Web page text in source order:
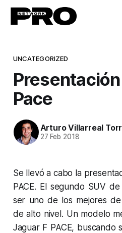
UNCATEGORIZED
Pace
Arturo Villarreal
27 Feb 2018
Se llevó a cabo la
PACE. El segundo SUV
ser uno de los mejores
de alto nivel. Un modelo
Jaguar F PACE,